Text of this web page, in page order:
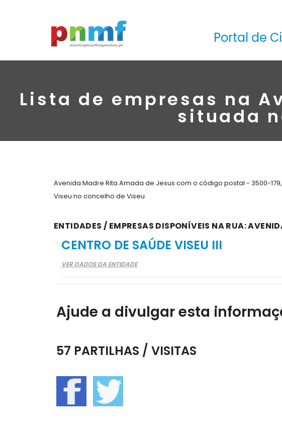
Portal de
Lista de empresas na
situada
Avenida Madre Rita Amada de Jesus com o código postal - 3500-
Viseu no concelho de Viseu
ENTIDADES / EMPRESAS DISPONÍVEIS NA RUA:
CENTRO DE SAÚDE VISEU III
VER DADOS DA ENTIDADE
Ajude a divulgar esta
57 PARTILHAS / VISITAS